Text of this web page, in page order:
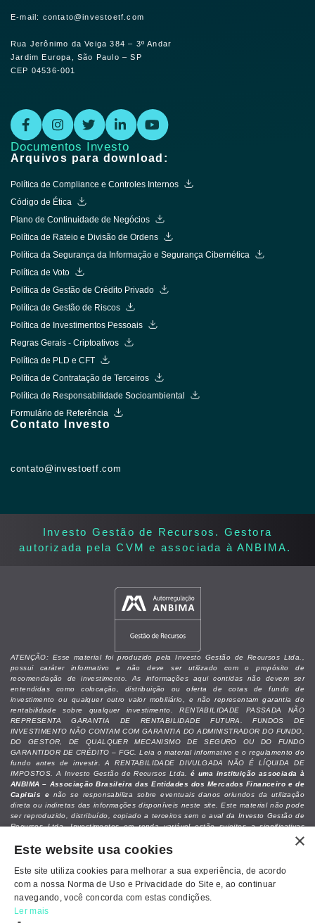
E-mail: contato@investoetf.com
Rua Jerônimo da Veiga 384 – 3º Andar
Jardim Europa, São Paulo – SP
CEP 04536-001
Documentos Investo
Arquivos para download:
Política de Compliance e Controles Internos
Código de Ética
Plano de Continuidade de Negócios
Política de Rateio e Divisão de Ordens
Política da Segurança da Informação e Segurança Cibernética
Política de Voto
Política de Gestão de Crédito Privado
Política de Gestão de Riscos
Política de Investimentos Pessoais
Regras Gerais - Criptoativos
Política de PLD e CFT
Política de Contratação de Terceiros
Política de Responsabilidade Socioambiental
Formulário de Referência
Contato Investo
contato@investoetf.com
Investo Gestão de Recursos. Gestora
autorizada pela CVM e associada à ANBIMA. ​
ATENÇÃO: Esse material foi produzido pela Investo Gestão de Recursos Ltda.,
possui caráter informativo e não deve ser utilizado com o propósito de
recomendação de investimento. As informações aqui contidas não devem ser
entendidas como colocação, distribuição ou oferta de cotas de fundo de
investimento ou qualquer outro valor mobiliário, e não representam garantia de
rentabilidade sobre qualquer investimento. RENTABILIDADE PASSADA NÃO
REPRESENTA GARANTIA DE RENTABILIDADE FUTURA. FUNDOS DE
INVESTIMENTO NÃO CONTAM COM GARANTIA DO ADMINISTRADOR DO FUNDO,
DO GESTOR, DE QUALQUER MECANISMO DE SEGURO OU DO FUNDO
GARANTIDOR DE CRÉDITO – FGC. Leia o material informativo e o regulamento do
fundo antes de investir. A RENTABILIDADE DIVULGADA NÃO É LÍQUIDA DE
IMPOSTOS. A Investo Gestão de Recursos Ltda. é uma instituição associada à
ANBIMA – Associação Brasileira das Entidades dos Mercados Financeiro e de
Capitais e não se responsabiliza sobre eventuais danos oriundos da utilização
direta ou indiretas das informações disponíveis neste site. Este material não pode
ser reproduzido, distribuído, copiado a terceiros sem o aval da Investo Gestão de
Recursos Ltda. Investimentos em renda variável estão sujeitos a significativas
perdas patrimoniais do capital alocado. Recomendamos que as decisões de
investimentos sejam analisadas junto a um assessor de investimentos ou
individuais do investidor.
×
Este website usa cookies
Este site utiliza cookies para melhorar a sua experiência, de acordo
com a nossa Norma de Uso e Privacidade do Site e, ao continuar
navegando, você concorda com estas condições.
Ler mais